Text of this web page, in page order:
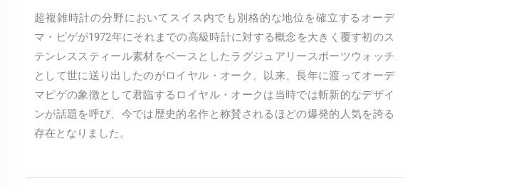
超複雑時計の分野においてスイス内でも別格的な地位を確立するオーデ
マ・ピゲが1972年にそれまでの高級時計に対する概念を大きく覆す初のス
テンレススティール素材をベースとしたラグジュアリースポーツウォッチ
として世に送り出したのがロイヤル・オーク。以来、長年に渡ってオーデ
マピゲの象徴として君臨するロイヤル・オークは当時では斬新的なデザイ
ンが話題を呼び、今では歴史的名作と称賛されるほどの爆発的人気を誇る
存在となりました。